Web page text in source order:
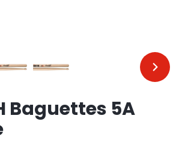
…
Baguettes 5A